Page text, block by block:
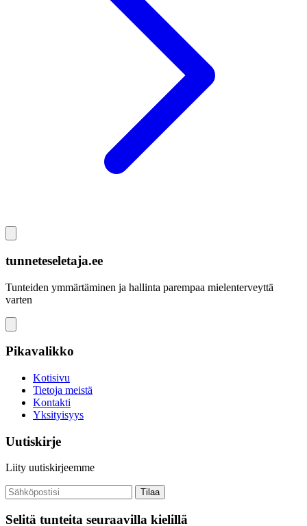
tunneteseletaja.ee
Tunteiden ymmärtäminen ja hallinta parempaa mielenterveyttä
varten
Pikavalikko
Kotisivu
Tietoja meistä
Kontakti
Yksityisyys
Uutiskirje
Liity uutiskirjeemme
Tilaa
Selitä tunteita seuraavilla kielillä